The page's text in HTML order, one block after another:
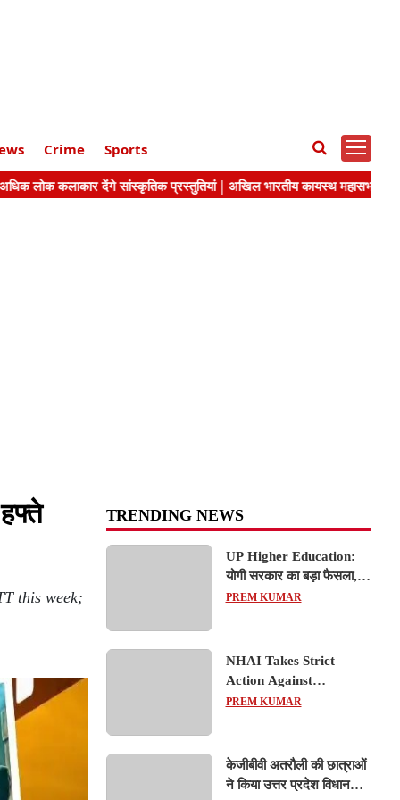
Crime Sports
this week;
TRENDING NEWS
UP Higher Education:
योगी सरकार का बड़ा फैसला,
यूपी में 3 नए प्राइवेट
PREM KUMAR
NHAI Takes Strict
Action Against
Concessionaire,
Expressway Issues
PREM KUMAR
केजीबीवी अतरौली की छात्राओं
ने किया उत्तर प्रदेश विधानसभा